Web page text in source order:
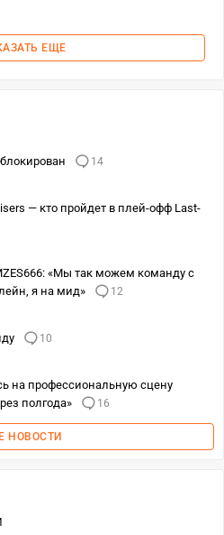
ЕЩЕ
14
— кто пройдет в плей-офф Last-
«Мы так можем команду с
я на мид»
12
10
на профессиональную сцену
полгода»
16
НОВОСТИ